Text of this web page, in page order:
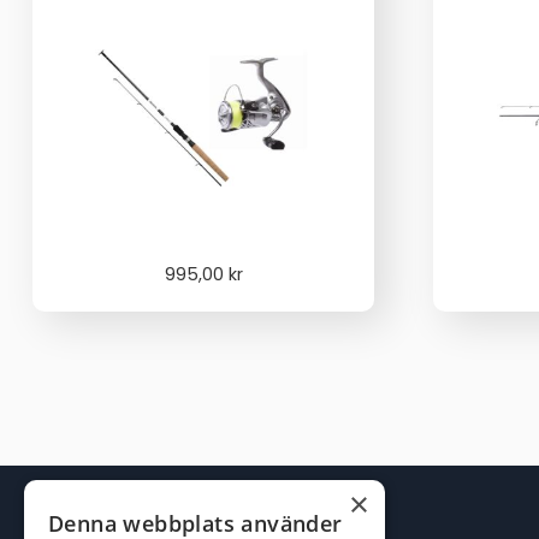
995,00 kr
×
Denna webbplats använder